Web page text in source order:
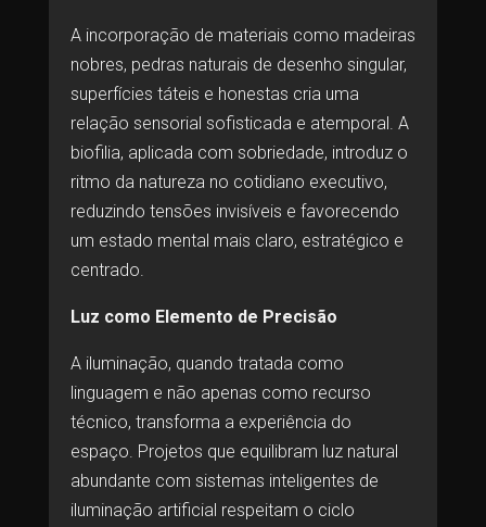
A incorporação de materiais como madeiras
nobres, pedras naturais de desenho singular,
superfícies táteis e honestas cria uma
relação sensorial sofisticada e atemporal. A
biofilia, aplicada com sobriedade, introduz o
ritmo da natureza no cotidiano executivo,
reduzindo tensões invisíveis e favorecendo
um estado mental mais claro, estratégico e
centrado.
Luz como Elemento de Precisão
A iluminação, quando tratada como
linguagem e não apenas como recurso
técnico, transforma a experiência do
espaço. Projetos que equilibram luz natural
abundante com sistemas inteligentes de
iluminação artificial respeitam o ciclo